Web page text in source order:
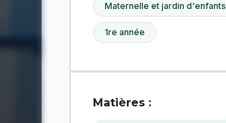
Maternelle et jardin d'enfants
1re année
Matières :